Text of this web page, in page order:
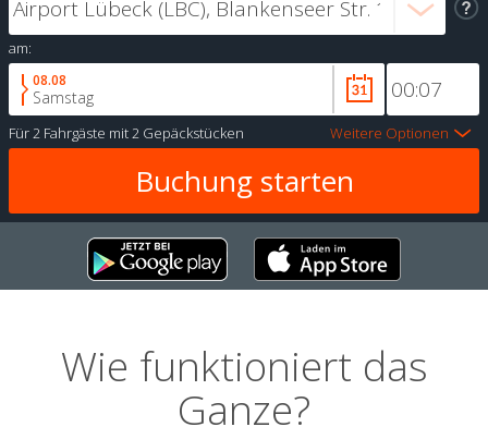
am:
08.08
Samstag
Für2 Fahrgäste mit2 Gepäckstücken Weitere Optionen
Wie funktioniert das
Ganze?